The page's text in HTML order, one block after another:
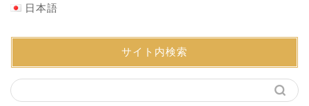
日本語
サイト内検索